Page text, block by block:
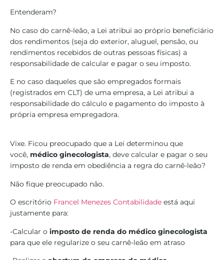
Entenderam?
No caso do carnê-leão, a Lei atribui ao próprio beneficiário
dos rendimentos (seja do exterior, aluguel, pensão, ou
rendimentos recebidos de outras pessoas físicas) a
responsabilidade de calcular e pagar o seu imposto.
E no caso daqueles que são empregados formais
(registrados em CLT) de uma empresa, a Lei atribui a
responsabilidade do cálculo e pagamento do imposto à
própria empresa empregadora.
Vixe. Ficou preocupado que a Lei determinou que
você, médico ginecologista, deve calcular e pagar o seu
imposto de renda em obediência a regra do carnê-leão?
Não fique preocupado não.
O escritório Francel Menezes Contabilidade está aqui
justamente para:
-Calcular o imposto de renda do médico ginecologista
para que ele regularize o seu carnê-leão em atraso